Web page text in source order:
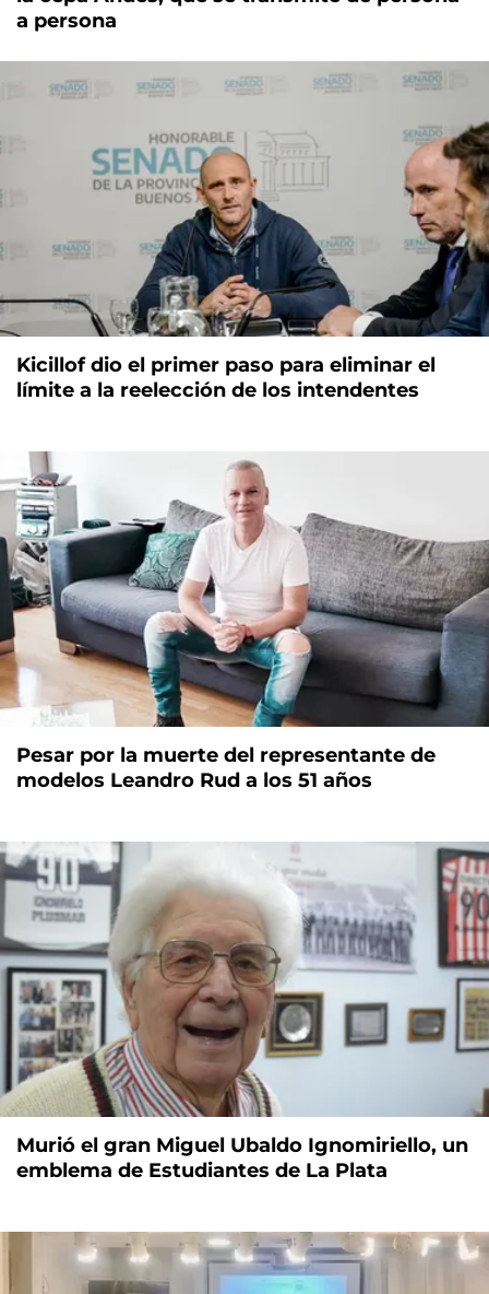
a persona
Kicillof dio el primer paso para eliminar el
límite a la reelección de los intendentes
Pesar por la muerte del representante de
modelos Leandro Rud a los 51 años
Murió el gran Miguel Ubaldo Ignomiriello, un
emblema de Estudiantes de La Plata